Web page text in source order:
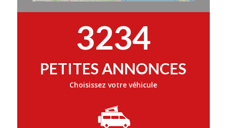
3234
PETITES ANNONCES
Choisissez votre véhicule